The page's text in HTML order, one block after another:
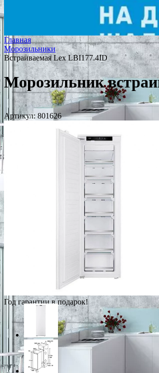
Главная
Морозильники
Встраиваемая Lex LBI177.4ID
Морозильник
Артикул: 801626
Год гарантии в подарок!